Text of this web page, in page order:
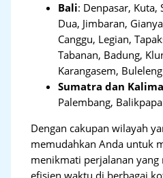
Bali: Denpasar, Kuta,
Dua, Jimbaran,
Canggu, Legian,
Tabanan, Badung,
Karangasem, Buleleng
Sumatra dan
Palembang,
Dengan cakupan wilayah
memudahkan Anda untuk
menikmati perjalanan yang